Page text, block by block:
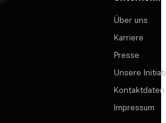
Über uns
Karriere
Presse
Unsere
Kontaktdaten
Impressum